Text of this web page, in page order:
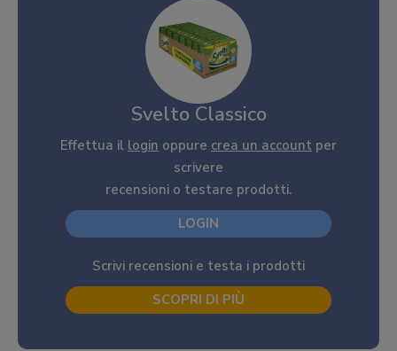
Svelto Classico
Effettua il login oppure crea un account per
scrivere
recensioni o testare prodotti.
LOGIN
Scrivi recensioni e testa i prodotti
SCOPRI DI PIÙ